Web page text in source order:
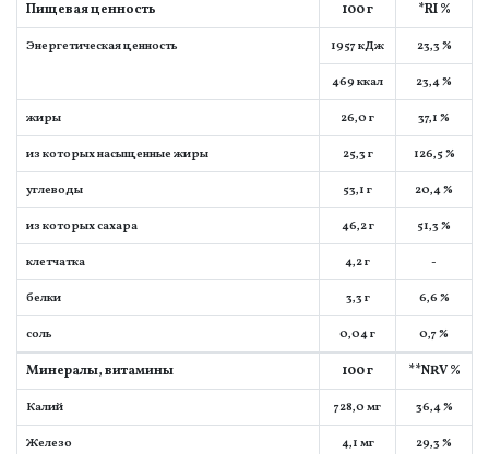
Пищевая ценность 100 г *RI %
Энергетическая ценность 1957 кДж 23,3 %
469 ккал 23,4 %
жиры 26,0 г 37,1 %
из которых насыщенные жиры 25,3 г 126,5 %
углеводы 53,1 г 20,4 %
из которых сахара 46,2 г 51,3 %
клeтчaтка 4,2 г -
белки 3,3 г 6,6 %
соль 0,04 г 0,7 %
Минералы, витамины 100 г **NRV %
Калий 728,0 мг 36,4 %
Железо 4,1 мг 29,3 %